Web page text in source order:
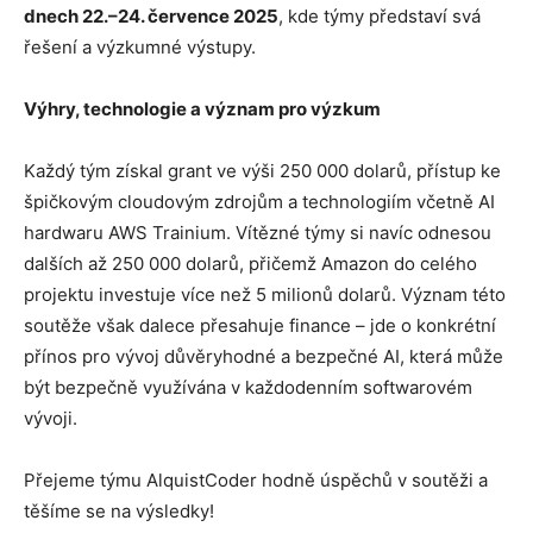
dnech 22.–24. července 2025, kde týmy představí svá
řešení a výzkumné výstupy.
Výhry, technologie a význam pro výzkum
Každý tým získal grant ve výši 250 000 dolarů, přístup ke
špičkovým cloudovým zdrojům a technologiím včetně AI
hardwaru AWS Trainium. Vítězné týmy si navíc odnesou
dalších až 250 000 dolarů, přičemž Amazon do celého
projektu investuje více než 5 milionů dolarů. Význam této
soutěže však dalece přesahuje finance – jde o konkrétní
přínos pro vývoj důvěryhodné a bezpečné AI, která může
být bezpečně využívána v každodenním softwarovém
vývoji.
Přejeme týmu AlquistCoder hodně úspěchů v soutěži a
těšíme se na výsledky!